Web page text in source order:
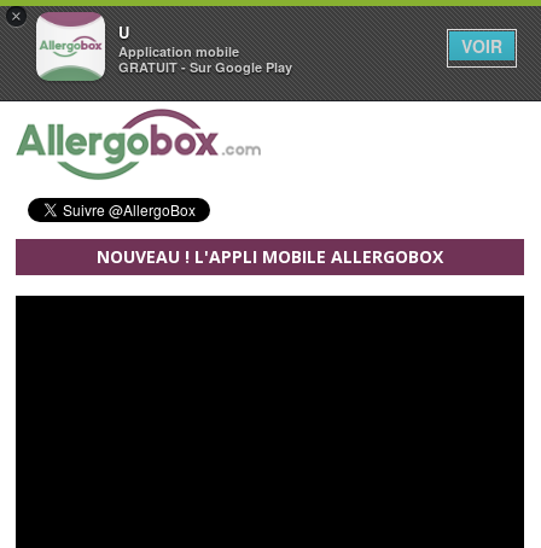
×
U
Application mobile
GRATUIT - Sur Google Play
VOIR
Aller au contenu principal
NOUVEAU ! L'APPLI MOBILE ALLERGOBOX